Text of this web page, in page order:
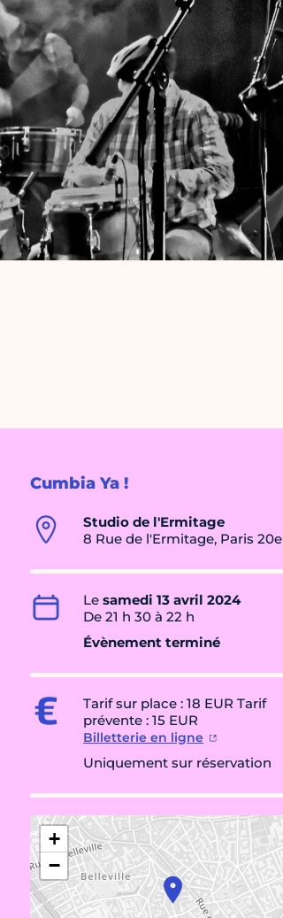
Cumbia Ya !
Studio de l'Ermitage
8 Rue de l'Ermitage, Paris 20e
Le samedi 13 avril 2024
De 21 h 30 à 22 h
Évènement terminé
Tarif sur place : 18 EUR Tarif
prévente : 15 EUR
Billetterie en ligne
Uniquement sur réservation
+
−